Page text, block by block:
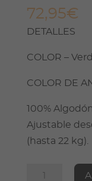
72,95€
DETALLES
COLOR –
COLOR DE
100%
Ajustable
(hasta 22 kg).
Bandolera